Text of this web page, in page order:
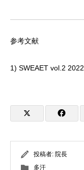
参考文献
1) SWEAET vol.2 2022
投稿者: 院長
多汗